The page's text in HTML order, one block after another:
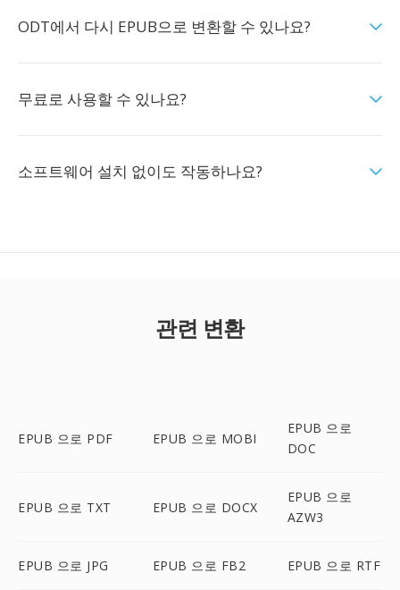
ODT에서 다시 EPUB으로 변환할 수 있나요?
무료로 사용할 수 있나요?
소프트웨어 설치 없이도 작동하나요?
관련 변환
EPUB 으로 PDF EPUB 으로 MOBI
EPUB 으로
DOC
EPUB 으로 TXT EPUB 으로 DOCX
EPUB 으로
AZW3
EPUB 으로 JPG EPUB 으로 FB2 EPUB 으로 RTF